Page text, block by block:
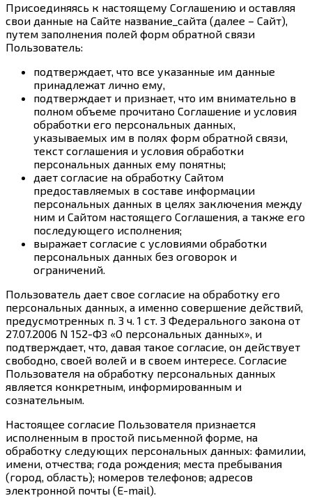
Присоединяясь к настоящему Соглашению и оставляя
свои данные на Сайте название_сайта (далее – Сайт),
путем заполнения полей форм обратной связи
Пользователь:
подтверждает, что все указанные им данные
принадлежат лично ему,
подтверждает и признает, что им внимательно в
полном объеме прочитано Соглашение и условия
обработки его персональных данных,
указываемых им в полях форм обратной связи,
текст соглашения и условия обработки
персональных данных ему понятны;
дает согласие на обработку Сайтом
предоставляемых в составе информации
персональных данных в целях заключения между
ним и Сайтом настоящего Соглашения, а также его
последующего исполнения;
выражает согласие с условиями обработки
персональных данных без оговорок и
ограничений.
Пользователь дает свое согласие на обработку его
персональных данных, а именно совершение действий,
предусмотренных п. 3 ч. 1 ст. 3 Федерального закона от
27.07.2006 N 152-ФЗ «О персональных данных», и
подтверждает, что, давая такое согласие, он действует
свободно, своей волей и в своем интересе. Согласие
Пользователя на обработку персональных данных
является конкретным, информированным и
сознательным.
Настоящее согласие Пользователя признается
исполненным в простой письменной форме, на
обработку следующих персональных данных: фамилии,
имени, отчества; года рождения; места пребывания
(город, область); номеров телефонов; адресов
электронной почты (E-mail).